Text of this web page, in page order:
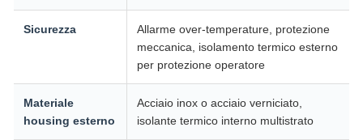
Sicurezza
Allarme over-temperature, protezione
meccanica, isolamento termico esterno
per protezione operatore
Materiale
housing esterno
Acciaio inox o acciaio verniciato,
isolante termico interno multistrato